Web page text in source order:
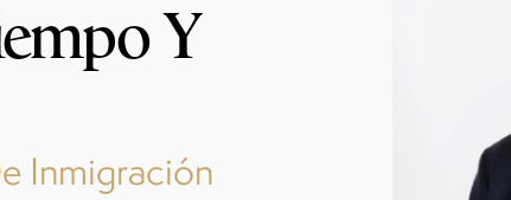
Y
Inmigración